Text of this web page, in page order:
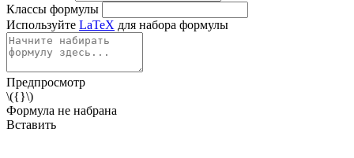
Классы формулы
Используйте LaTeX для набора формулы
Предпросмотр
\({}\)
Формула не набрана
Вставить